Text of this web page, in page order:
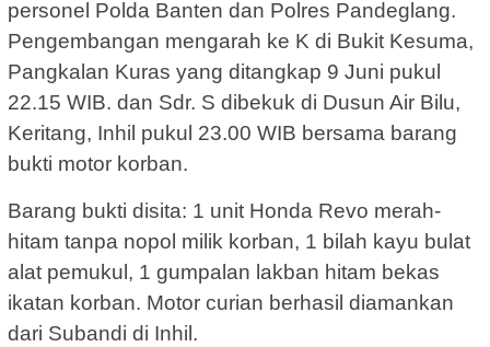
personel Polda Banten dan Polres Pandeglang.
Pengembangan mengarah ke K di Bukit Kesuma,
Pangkalan Kuras yang ditangkap 9 Juni pukul
22.15 WIB. dan Sdr. S dibekuk di Dusun Air Bilu,
Keritang, Inhil pukul 23.00 WIB bersama barang
bukti motor korban.
Barang bukti disita: 1 unit Honda Revo merah-
hitam tanpa nopol milik korban, 1 bilah kayu bulat
alat pemukul, 1 gumpalan lakban hitam bekas
ikatan korban. Motor curian berhasil diamankan
dari Subandi di Inhil.